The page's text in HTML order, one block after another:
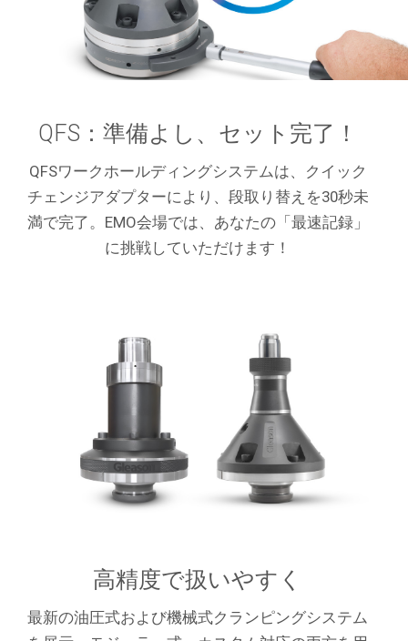
QFS：準備よし、セット完了！
QFSワークホールディングシステムは、クイック
チェンジアダプターにより、段取り替えを30秒未
満で完了。EMO会場では、あなたの「最速記録」
に挑戦していただけます！
高精度で扱いやすく
最新の油圧式および機械式クランピングシステム